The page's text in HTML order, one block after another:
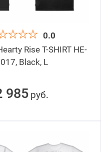
0.0
Rise T-SHIRT HE-
Black, L
985 руб.